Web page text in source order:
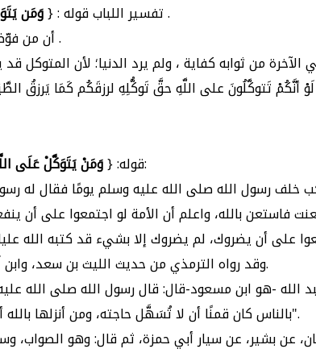
تفسير اللباب قوله : {وَمَن
} .
أن من فوّض إليه أمره كفاهُ ما أهمَّه .
قوله: {وَمَنْ يَتَوَكَّلْ عَلَى
} قال الإمام أحمد:
خلف رسول الله صلى الله عليه وسلم يومًا فقال له
فاستعن بالله، واعلم أن الأمة لو اجتمعوا على أن
وقد رواه الترمذي من حديث الليث بن سعد، وابن لَهِيعة، به (3) وقال: حسن صحيح.
-هو ابن مسعود-قال: قال رسول الله صلى الله
بالناس كان قمنًا أن لا تُسَهَّل حاجته، ومن أنزلها بالله أتاه الله برزق عاجل، أو بموت آجل".
عن بشير، عن سيار أبي حمزة، ثم قال: وهو الصواب،